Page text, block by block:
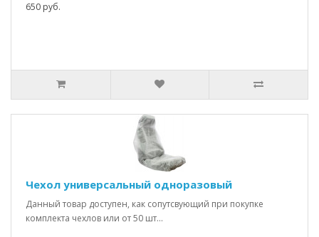
650 руб.
Чехол универсальный одноразовый
Данный товар доступен, как сопутсвующий при покупке
комплекта чехлов или от 50 шт...